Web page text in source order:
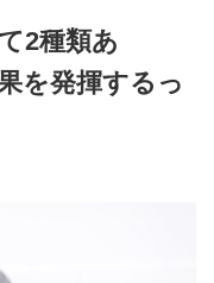
2種類あ
を発揮するっ